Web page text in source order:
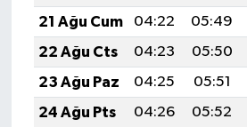
21 Ağu Cum
04:22 05:49
22 Ağu Cts
04:23 05:50
23 Ağu Paz
04:25 05:51
24 Ağu Pts
04:26 05:52